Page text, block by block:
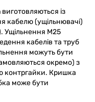
із
кабелю (ущільнювачі)
Ущільнення М25
кабелів та труб
можуть бути
окремо) з
контргайки. Кришка
може бути